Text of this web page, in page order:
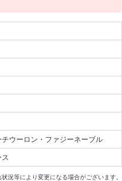
ウーロン・ファジーネーブル
況等により変更になる場合がございます。